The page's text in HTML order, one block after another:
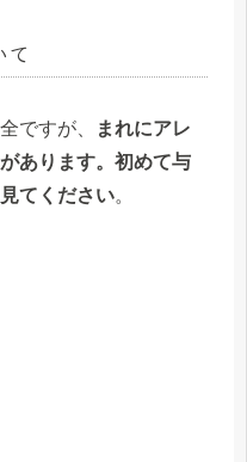
て
ですが、
まれにアレ
あります。初めて与
てください。